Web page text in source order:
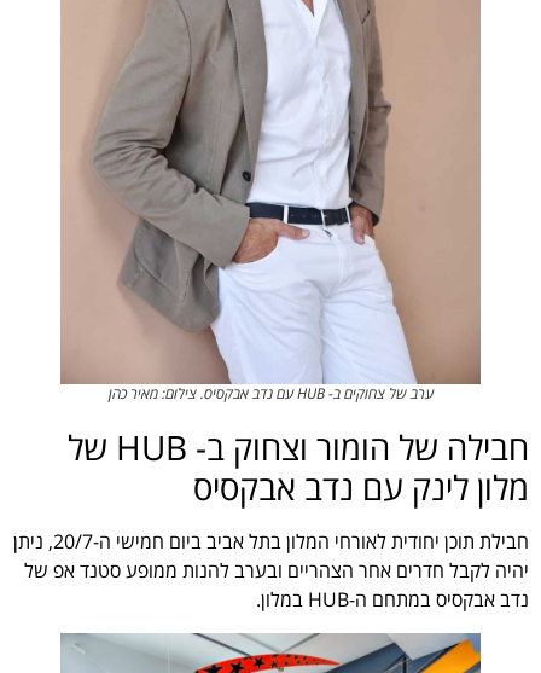
ערב של צחוקים ב- HUB עם נדב אבקסיס. צילום: מאיר כהן
חבילה של הומור וצחוק ב- HUB של
מלון לינק עם נדב אבקסיס
חבילת תוכן יחודית לאורחי המלון בתל אביב ביום חמישי ה-20/7, ניתן
יהיה לקבל חדרים אחר הצהריים ובערב להנות ממופע סטנד אפ של
נדב אבקסיס במתחם ה-HUB במלון.